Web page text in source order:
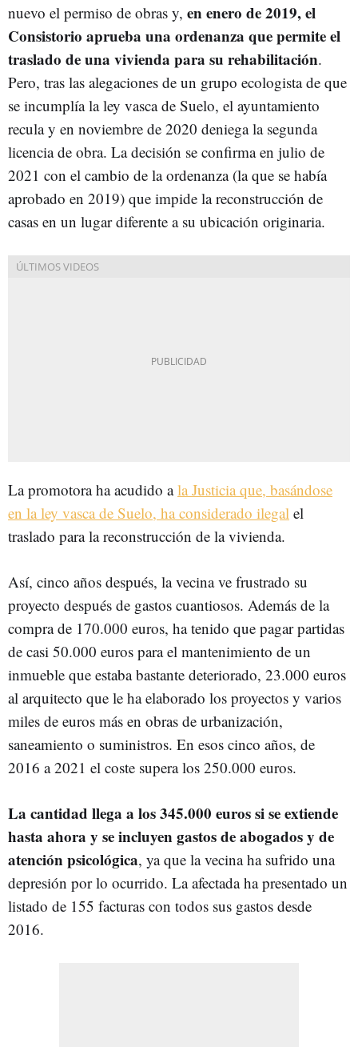
nuevo el permiso de obras y, en enero de 2019, el
Consistorio aprueba una ordenanza que permite el
traslado de una vivienda para su rehabilitación.
Pero, tras las alegaciones de un grupo ecologista de que
se incumplía la ley vasca de Suelo, el ayuntamiento
recula y en noviembre de 2020 deniega la segunda
licencia de obra. La decisión se confirma en julio de
2021 con el cambio de la ordenanza (la que se había
aprobado en 2019) que impide la reconstrucción de
casas en un lugar diferente a su ubicación originaria.
La promotora ha acudido ala Justicia que, basándose
en la ley vasca de Suelo, ha considerado ilegal el
traslado para la reconstrucción de la vivienda.
Así, cinco años después, la vecina ve frustrado su
proyecto después de gastos cuantiosos. Además de la
compra de 170.000 euros, ha tenido que pagar partidas
de casi 50.000 euros para el mantenimiento de un
inmueble que estaba bastante deteriorado, 23.000 euros
al arquitecto que le ha elaborado los proyectos y varios
miles de euros más en obras de urbanización,
saneamiento o suministros. En esos cinco años, de
2016 a 2021 el coste supera los 250.000 euros.
La cantidad llega a los 345.000 euros si se extiende
hasta ahora y se incluyen gastos de abogados y de
atención psicológica, ya que la vecina ha sufrido una
depresión por lo ocurrido. La afectada ha presentado un
listado de 155 facturas con todos sus gastos desde
2016.